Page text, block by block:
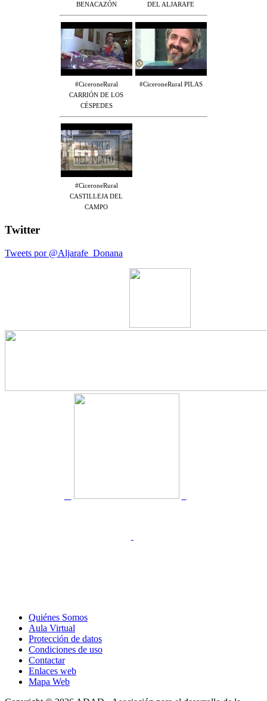
BENACAZÓN
DEL ALJARAFE
#CiceroneRural
CARRIÓN DE LOS
CÉSPEDES
#CiceroneRural PILAS
#CiceroneRural
CASTILLEJA DEL
CAMPO
Twitter
Tweets por @Aljarafe_Donana
Quiénes Somos
Aula Virtual
Protección de datos
Condiciones de uso
Contactar
Enlaces web
Mapa Web